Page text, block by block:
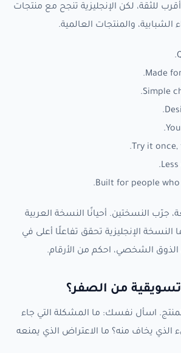
للثقة، لكن الإنجليزية تنجح مع منتجات
الشبابية، والمنتجات العالمية.
Made
Simple
Try it
Built for people
جرّب النسختين. أحيانًا النسخة العربية
النسخة الإنجليزية تحقق تفاعلًا أعلى في
الشخصي، احكم من الأرقام.
من الصفر؟
اسأل نفسك: ما المشكلة التي جاء
الذي يخاف منه؟ ما الاعتراض الذي يمنعه